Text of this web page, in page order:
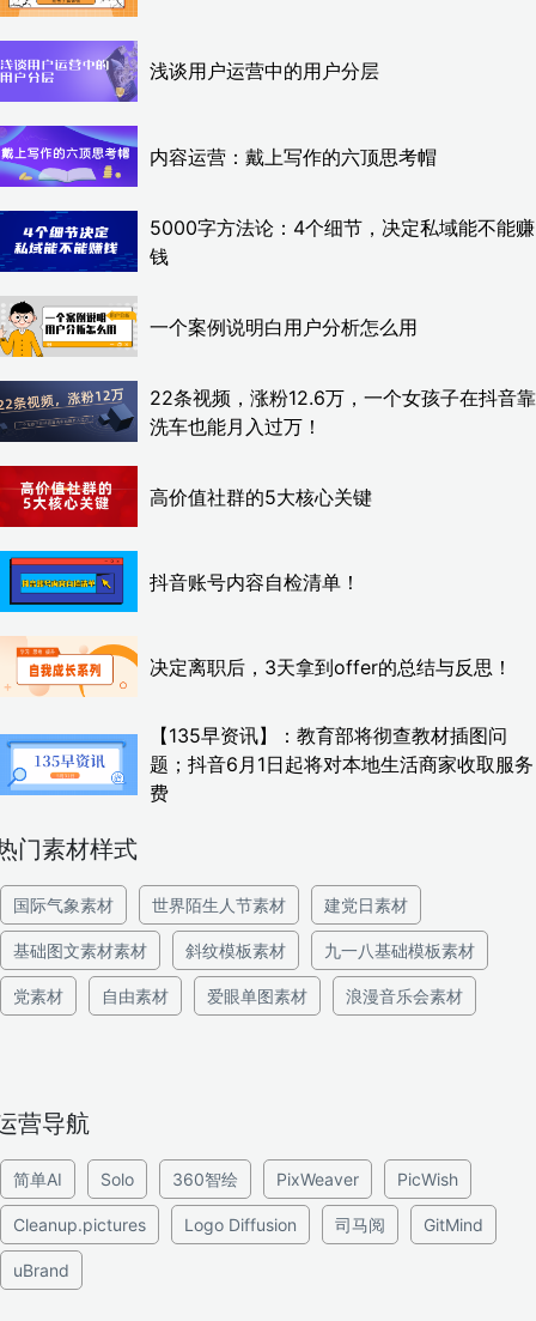
浅谈用户运营中的用户分层
内容运营：戴上写作的六顶思考帽
5000字方法论：4个细节，决定私域能不能赚
钱
一个案例说明白用户分析怎么用
22条视频，涨粉12.6万，一个女孩子在抖音靠
洗车也能月入过万！
高价值社群的5大核心关键
抖音账号内容自检清单！
决定离职后，3天拿到offer的总结与反思！
【135早资讯】：教育部将彻查教材插图问
题；抖音6月1日起将对本地生活商家收取服务
费
门素材样式
国际气象素材 世界陌生人节素材 建党日素材
基础图文素材素材 斜纹模板素材 九一八基础模板素材
党素材 自由素材 爱眼单图素材 浪漫音乐会素材
营导航
简单AI Solo 360智绘 PixWeaver PicWish
Cleanup.pictures Logo Diffusion 司马阅 GitMind
uBrand